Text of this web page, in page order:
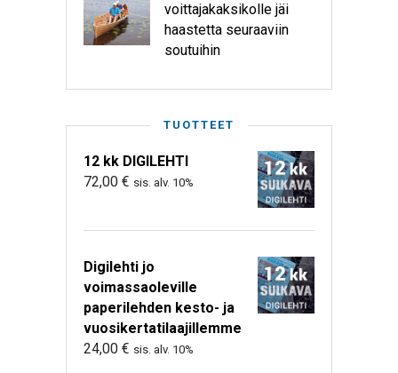
voittajakaksikolle jäi
haastetta seuraaviin
soutuihin
TUOTTEET
12 kk DIGILEHTI
72,00 € sis. alv. 10%
Digilehti jo
voimassaoleville
paperilehden kesto- ja
vuosikertatilaajillemme
24,00 € sis. alv. 10%